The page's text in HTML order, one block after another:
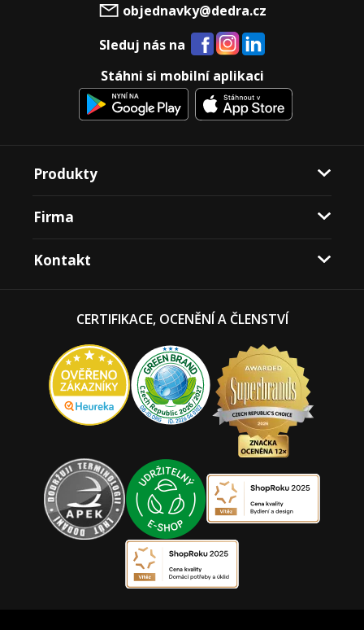
objednavky@dedra.cz
Sleduj nás na
Stáhni si mobilní aplikaci
Produkty
Firma
Kontakt
CERTIFIKACE, OCENĚNÍ A ČLENSTVÍ